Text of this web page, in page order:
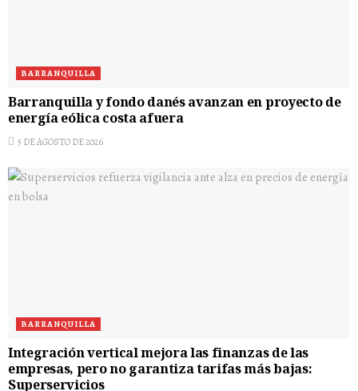
BARRANQUILLA
Barranquilla y fondo danés avanzan en proyecto de
energía eólica costa afuera
5 DE AGOSTO DE 2026
BARRANQUILLA
Integración vertical mejora las finanzas de las
empresas, pero no garantiza tarifas más bajas:
Superservicios